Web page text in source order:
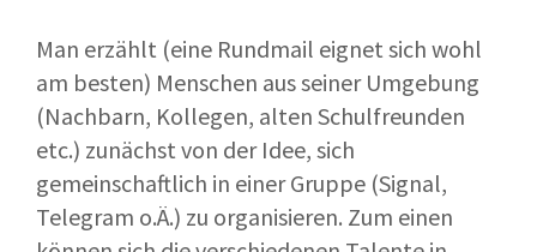
Man erzählt (eine Rundmail eignet sich wohl
am besten) Menschen aus seiner Umgebung
(Nachbarn, Kollegen, alten Schulfreunden
etc.) zunächst von der Idee, sich
gemeinschaftlich in einer Gruppe (Signal,
Telegram o.Ä.) zu organisieren. Zum einen